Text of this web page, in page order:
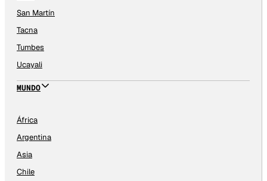
San Martín
Tacna
Tumbes
Ucayali
MUNDO
África
Argentina
Asia
Chile